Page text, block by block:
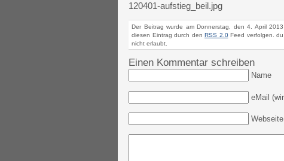
120401-aufstieg_beil.jpg
Der Beitrag wurde am Donnerstag, den 4. April
diesen Eintrag durch den RSS 2.0Feed verfolgen. du
nicht erlaubt.
Einen Kommentar schreiben
Name
eMail
Webseite